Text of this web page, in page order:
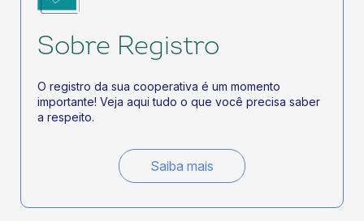
Sobre Registro
O registro da sua cooperativa é um momento
importante! Veja aqui tudo o que você precisa saber
a respeito.
Saiba mais